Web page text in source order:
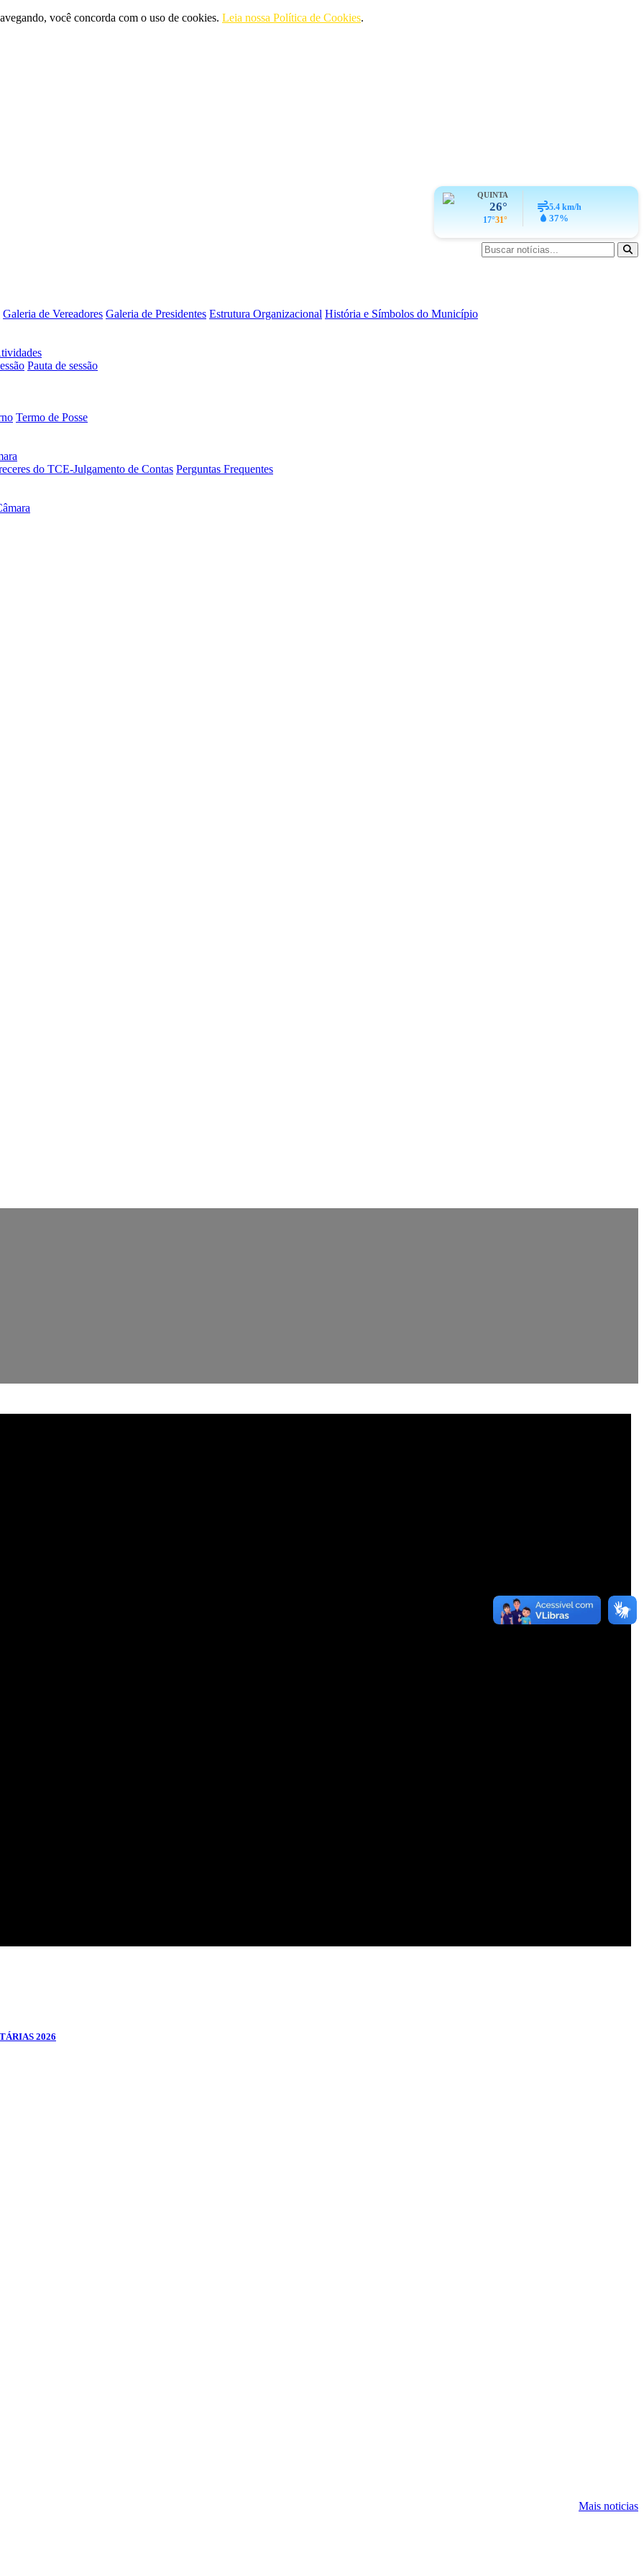
você concorda com o uso de cookies. Leia nossa Política de Cookies.
QUINTA
26°
17°31°
5.4 km/h
37%
Galeria de Vereadores Galeria de Presidentes Estrutura Organizacional História e Símbolos do Município
Pauta de sessão
Termo de Posse
do TCE-Julgamento de Contas Perguntas Frequentes
2026
Mais noticias